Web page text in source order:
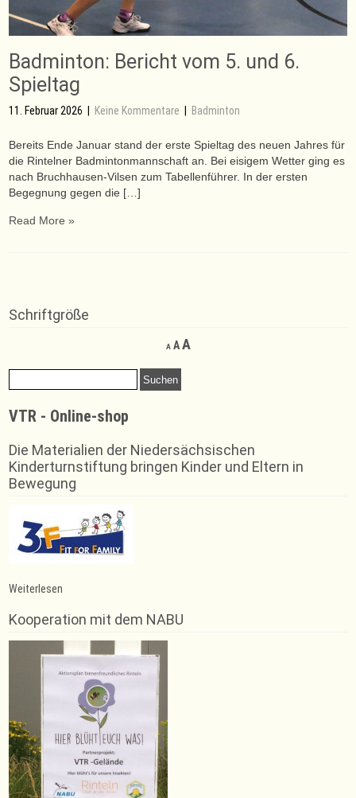
Badminton: Bericht vom 5. und 6.
Spieltag
11. Februar 2026 Keine Kommentare Badminton
Bereits Ende Januar stand der erste Spieltag des neuen Jahres für
die Rintelner Badmintonmannschaft an. Bei eisigem Wetter ging es
nach Bruchhausen-Vilsen zum Tabellenführer. In der ersten
Begegnung gegen die […]
Read More »
Schriftgröße
A
Decrease
font
AReset
size.
AIncrease
Suchen
nach:
VTR - Online-shop
Die Materialien der Niedersächsischen
Kinderturnstiftung bringen Kinder und Eltern in
Bewegung
Weiterlesen
Bericht
vom
5.
und
Spieltag
Kooperation mit dem NABU